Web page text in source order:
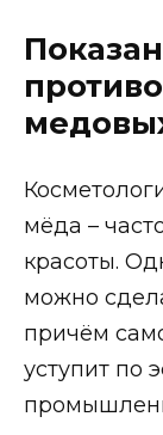
мёда –
красоты.
можно
причём
уступит по